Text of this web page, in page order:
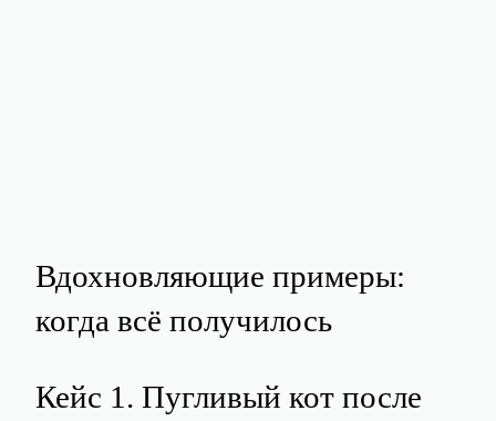
Вдохновляющие примеры:
когда всё получилось
Кейс 1. Пугливый кот после